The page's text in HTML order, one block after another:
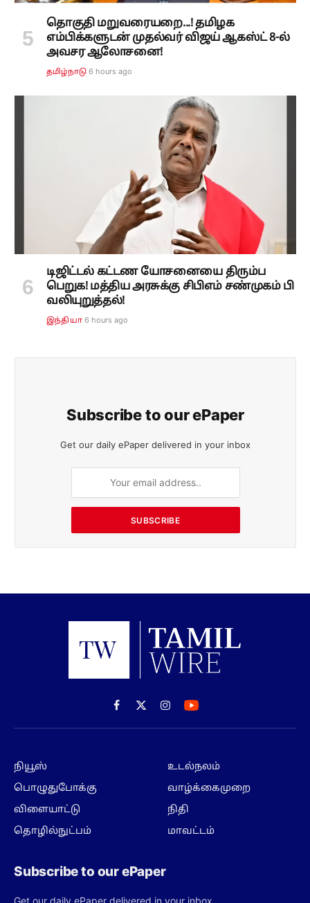
தொகுதி மறுவரையறை...! தமிழக
எம்பிக்களுடன் முதல்வர் விஜய் ஆகஸ்ட் 8-ல்
அவசர ஆலோசனை!
தமிழ்நாடு 6 hours ago
டிஜிட்டல் கட்டண யோசனையை திரும்ப
பெறுக! மத்திய அரசுக்கு சிபிஎம் சண்முகம் பி
வலியுறுத்தல்!
இந்தியா 6 hours ago
Subscribe to our ePaper
Get our daily ePaper delivered in your inbox
SUBSCRIBE
Facebook
X
(Twitter)
Instagram
நியூஸ்
பொழுதுபோக்கு
விளையாட்டு
தொழில்நுட்பம்
உடல்நலம்
வாழ்க்கைமுறை
நிதி
மாவட்டம்
Subscribe to our ePaper